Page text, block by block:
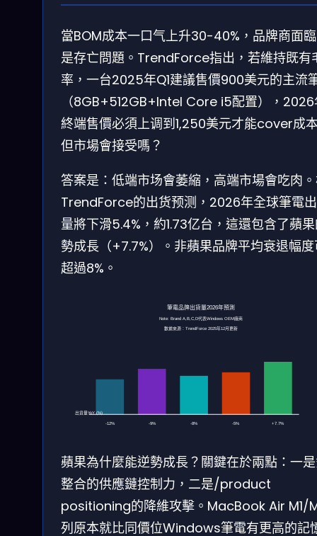
當BOM成本一口气上升30-40%，品牌商面
是存亡問題。TrendForce指出，若維持既有
率，一台2025年Q1建議售價900美元的主流
（8GB+512GB+Intel Core i5配置），
終端售價必須上调到1,250美元才能cover成
但市場會接受嗎？
答案是：低端市场會萎縮，高端市場會吃肉
TrendForce的出货预测，2026年全球筆電
量將下滑5.4%，約1.73亿台，這還包含了蘋
勢成長（+7.7%）。非蘋果品牌平均衰退幅
超過8%。
出貨量YoY (%)
-12% -9% -8% -5% +7.7%
筆電品牌出貨量2026年預測
Note: Brand A,B,C,D代表Windows OEM廠商
數據來源：TrendForce 2025年12月更新
蘋果為什麼能逆勢成長？關鍵在於兩點：一
整合的供應鏈控制力，二是/product
positioning的降維攻擊。MacBook Air M1/
列原本就比同價位Windows筆電有更高的記